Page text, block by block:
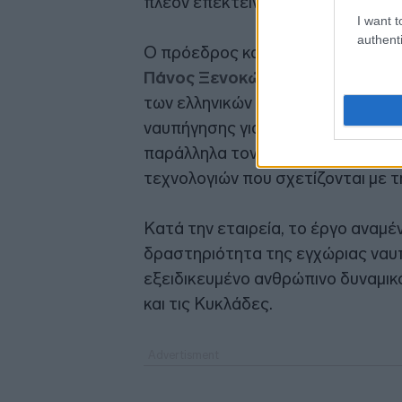
I want
Ο πρόεδρος και διευθύνων
Πάνος Ξενοκώστας
των ελληνικών ναυπηγείων να
ναυπήγησης για τις ανάγκες της
παράλληλα τον ρόλο της
τεχνολογιών που σχετίζονται με
Κατά την εταιρεία, το έργο
δραστηριότητα της εγχώριας
εξειδικευμένο ανθρώπινο
και τις Κυκλάδες.